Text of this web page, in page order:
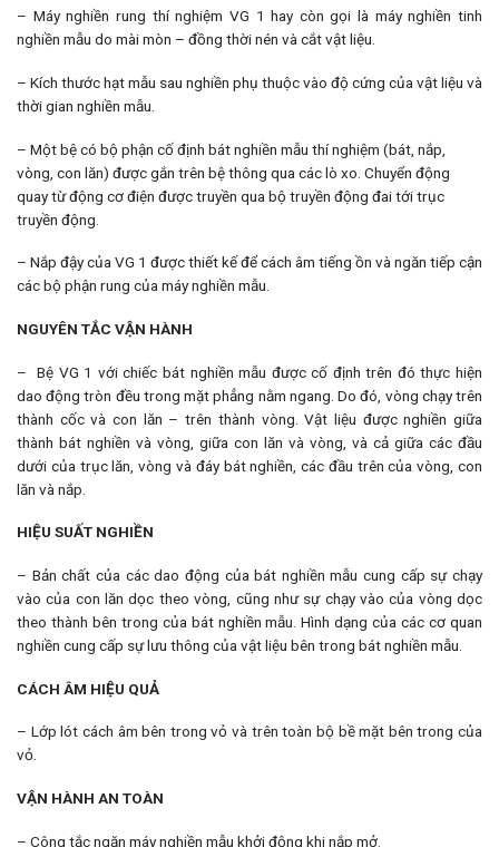
– Máy nghiền rung thí nghiệm VG 1 hay còn gọi là máy nghiền tinh
nghiền mẫu do mài mòn – đồng thời nén và cắt vật liệu.
– Kích thước hạt mẫu sau nghiền phụ thuộc vào độ cứng của vật liệu và
thời gian nghiền mẫu.
– Một bệ có bộ phận cố định bát nghiền mẫu thí nghiệm (bát, nắp,
vòng, con lăn) được gắn trên bệ thông qua các lò xo. Chuyển động
quay từ động cơ điện được truyền qua bộ truyền động đai tới trục
truyền động.
– Nắp đậy của VG 1 được thiết kế để cách âm tiếng ồn và ngăn tiếp cận
các bộ phận rung của máy nghiền mẫu.
NGUYÊN TẮC VẬN HÀNH
– Bệ VG 1 với chiếc bát nghiền mẫu được cố định trên đó thực hiện
dao động tròn đều trong mặt phẳng nằm ngang. Do đó, vòng chạy trên
thành cốc và con lăn – trên thành vòng. Vật liệu được nghiền giữa
thành bát nghiền và vòng, giữa con lăn và vòng, và cả giữa các đầu
dưới của trục lăn, vòng và đáy bát nghiền, các đầu trên của vòng, con
lăn và nắp.
HIỆU SUẤT NGHIỀN
– Bản chất của các dao động của bát nghiền mẫu cung cấp sự chạy
vào của con lăn dọc theo vòng, cũng như sự chạy vào của vòng dọc
theo thành bên trong của bát nghiền mẫu. Hình dạng của các cơ quan
nghiền cung cấp sự lưu thông của vật liệu bên trong bát nghiền mẫu.
CÁCH ÂM HIỆU QUẢ
– Lớp lót cách âm bên trong vỏ và trên toàn bộ bề mặt bên trong của
vỏ.
VẬN HÀNH AN TOÀN
– Công tắc ngăn máy nghiền mẫu khởi động khi nắp mở.